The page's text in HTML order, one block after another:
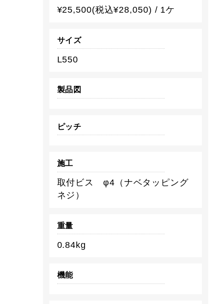
¥25,500(税込¥28,050) / 1ケ
サイズ
L550
製品図
ピッチ
施工
取付ビス φ4（ナベタッピング
ネジ）
重量
0.84kg
機能